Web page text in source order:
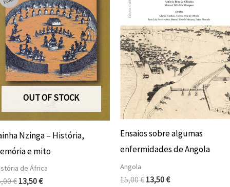
OUT OF STOCK
Nzinga – História,
e mito
de África
€ 13,50€
Ensaios sobre algumas
enfermidades de Angola
Angola
15,00€ 13,50€